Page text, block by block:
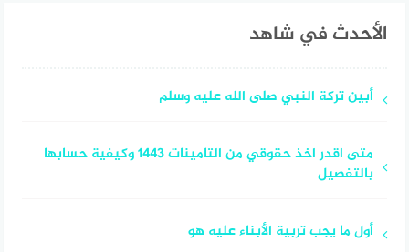
الأحدث في شاهد
أبين تركة النبي صلى الله عليه وسلم
متى اقدر اخذ حقوقي من التامينات 1443 وكيفية حسابها
بالتفصيل
أول ما يجب تربية الأبناء عليه هو